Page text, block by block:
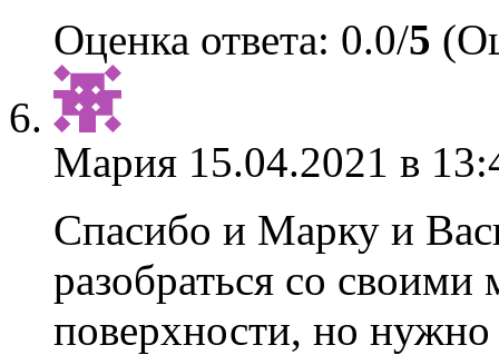
Оценка ответа: 0.0/5
Мария 15.04.2021 в
Спасибо и Марку и
разобраться со
поверхности, но